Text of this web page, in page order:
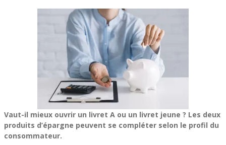
Vaut-il mieux ouvrir un livret A ou un livret jeune ? Les deux
produits d’épargne peuvent se compléter selon le profil du
consommateur.